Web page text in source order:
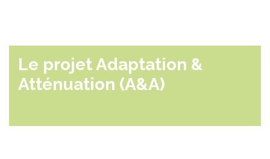
Le projet Adaptation &
Atténuation (A&A)